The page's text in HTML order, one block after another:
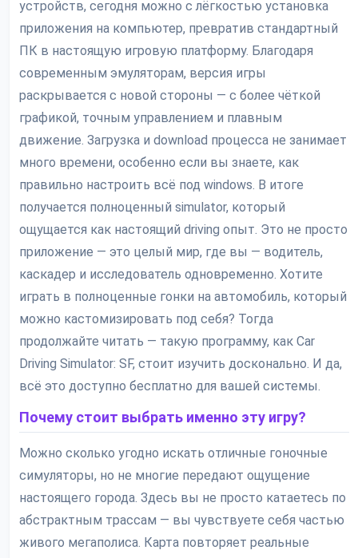
устройств, сегодня можно с лёгкостью установка
приложения на компьютер, превратив стандартный
ПК в настоящую игровую платформу. Благодаря
современным эмуляторам, версия игры
раскрывается с новой стороны — с более чёткой
графикой, точным управлением и плавным
движение. Загрузка и download процесса не занимает
много времени, особенно если вы знаете, как
правильно настроить всё под windows. В итоге
получается полноценный simulator, который
ощущается как настоящий driving опыт. Это не просто
приложение — это целый мир, где вы — водитель,
каскадер и исследователь одновременно. Хотите
играть в полноценные гонки на автомобиль, который
можно кастомизировать под себя? Тогда
продолжайте читать — такую программу, как Car
Driving Simulator: SF, стоит изучить досконально. И да,
всё это доступно бесплатно для вашей системы.
Почему стоит выбрать именно эту игру?
Можно сколько угодно искать отличные гоночные
симуляторы, но не многие передают ощущение
настоящего города. Здесь вы не просто катаетесь по
абстрактным трассам — вы чувствуете себя частью
живого мегаполиса. Карта повторяет реальные